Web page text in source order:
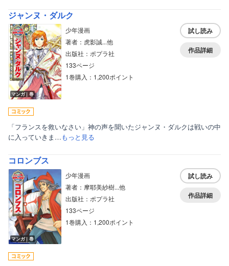
ジャンヌ・ダルク
マンガ｜巻
少年漫画
著者：虎影誠...他
出版社：ポプラ社
133ページ
1巻購入：1,200ポイント
試し読み
作品詳細
「フランスを救いなさい」神の声を聞いたジャンヌ・ダルクは戦いの中
に入っていきま…もっと見る
コロンブス
マンガ｜巻
少年漫画
著者：摩耶美紗樹...他
出版社：ポプラ社
133ページ
1巻購入：1,200ポイント
試し読み
作品詳細